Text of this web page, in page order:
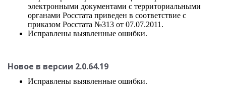
электронными документами с территориальными
органами Росстата приведен в соответствие с
приказом Росстата №313 от 07.07.2011.
Исправлены выявленные ошибки.
Новое в версии 2.0.64.19
Исправлены выявленные ошибки.